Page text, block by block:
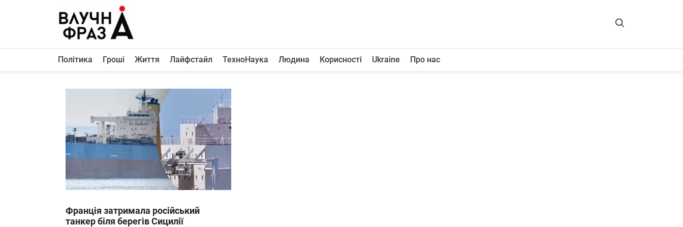
Політика
Лайфстайл
ТехноНаука
Людина
Корисності
Про нас
Політика Гроші Життя Лайфстайл ТехноНаука Людина Корисності Ukraine Про нас
Франція затримала російський
танкер біля берегів Сицилії